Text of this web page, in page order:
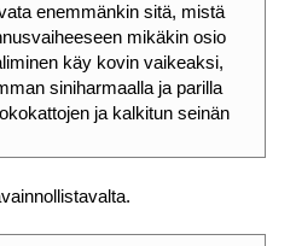
enemmänkin sitä, mistä
mikäkin osio
käy kovin vaikeaksi,
siniharmaalla ja parilla
ja kalkitun seinän